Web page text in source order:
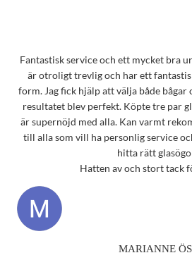
Fantastisk service och ett mycket bra
är otroligt trevlig och har ett
form. Jag fick hjälp att välja både bågar
resultatet blev perfekt. Köpte tre par
är supernöjd med alla. Kan varmt
till alla som vill ha personlig service
hitta rätt
Hatten av och stort tack
MARIANNE